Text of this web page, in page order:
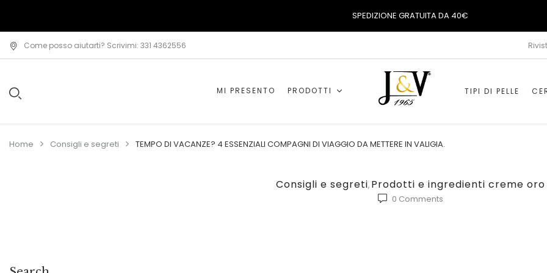
SPEDIZIONE GRATUITA DA 40€
Come posso aiutarti? Scrivimi: 331 4362556
MI PRESENTO PRODOTTI TIPI DI PELLE
Home Consigli e segreti TEMPO DI VACANZE? 4 ESSENZIALI COMPAGNI DI VIAGGIO DA METTERE IN VALIGIA.
Consigli e segreti, Prodotti e ingredienti creme oro
0 Comments